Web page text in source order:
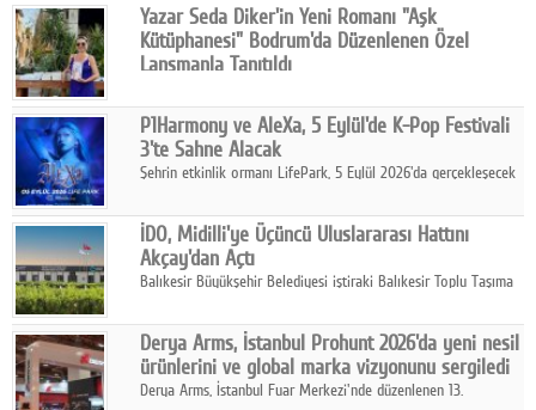
Karikatür
Youtube
Polemik
Reklam
Yazarlar
Künye
SOSYAL MEDYA
Facebook
Twitter
Yazar Seda Diker'in Yeni Romanı "Aşk
Kütüphanesi" Bodrum'da Düzenlenen Özel
Lansmanla Tanıtıldı
Diker'in 13. kitabı “Aşk Kütüphanesi” 6 Ağustos'ta Casa dell'Arte
Bodrum'da düzenlenen özel lansmanla okurlarıyla buluştu.
P1Harmony ve AleXa, 5 Eylül'de K-Pop Festivali
3'te Sahne Alacak
Şehrin etkinlik ormanı LifePark, 5 Eylül 2026'da gerçekleşecek
haritasında önemli bir destinasyon haline getirmeye
hazırlanıyor.
İDO, Midilli'ye Üçüncü Uluslararası Hattını
Akçay'dan Açtı
Balıkesir Büyükşehir Belediyesi iştiraki Balıkesir Toplu Taşıma
Midilli hattının resmi açılışı gerçekleştirildi.
Derya Arms, İstanbul Prohunt 2026'da yeni nesil
ürünlerini ve global marka vizyonunu sergiledi
Derya Arms, İstanbul Fuar Merkezi'nde düzenlenen 13.